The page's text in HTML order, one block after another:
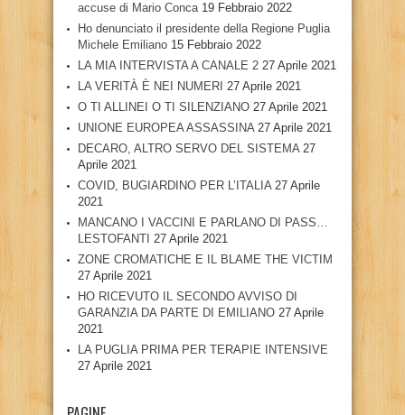
accuse di Mario Conca 19 Febbraio 2022
Ho denunciato il presidente della Regione Puglia
Michele Emiliano 15 Febbraio 2022
LA MIA INTERVISTA A CANALE 2 27 Aprile 2021
LA VERITÀ È NEI NUMERI 27 Aprile 2021
O TI ALLINEI O TI SILENZIANO 27 Aprile 2021
UNIONE EUROPEA ASSASSINA 27 Aprile 2021
DECARO, ALTRO SERVO DEL SISTEMA 27
Aprile 2021
COVID, BUGIARDINO PER L’ITALIA 27 Aprile
2021
MANCANO I VACCINI E PARLANO DI PASS…
LESTOFANTI 27 Aprile 2021
ZONE CROMATICHE E IL BLAME THE VICTIM
27 Aprile 2021
HO RICEVUTO IL SECONDO AVVISO DI
GARANZIA DA PARTE DI EMILIANO 27 Aprile
2021
LA PUGLIA PRIMA PER TERAPIE INTENSIVE
27 Aprile 2021